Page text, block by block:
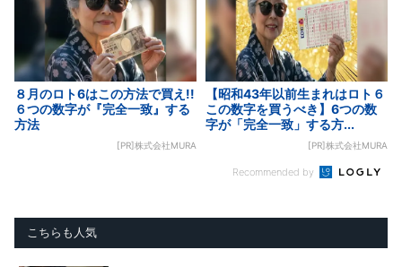
８月のロト6はこの方法で買え!!
６つの数字が『完全一致』する
方法
[PR]株式会社MURA
【昭和43年以前生まれはロト６
この数字を買うべき】6つの数
字が「完全一致」する方...
[PR]株式会社MURA
Recommended by
こちらも人気